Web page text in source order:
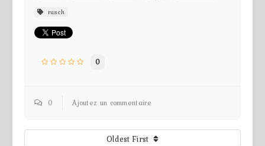
rusch
0
0 Ajoutez un commentaire
Oldest First